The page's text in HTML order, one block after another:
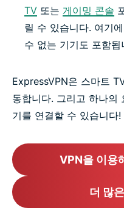
TV 또는 게이밍 콘솔
릴 수 있습니다. 여기
수 없는 기기도 포함됩
ExpressVPN은 스마트
동합니다. 그리고 하나의
기를 연결할 수 있습니다!
VPN을 이용
더 많